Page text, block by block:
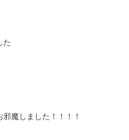
た
魔しました！！！！